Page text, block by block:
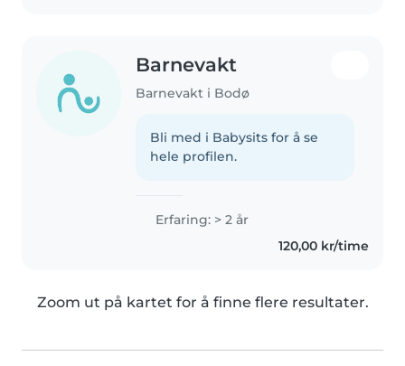
Barnevakt
Barnevakt i Bodø
Bli med i Babysits for å se
hele profilen.
Erfaring: > 2 år
120,00 kr/time
Zoom ut på kartet for å finne flere resultater.